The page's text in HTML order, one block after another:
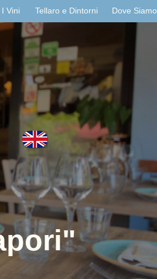
I Vini Tellaro e Dintorni Dove Siamo